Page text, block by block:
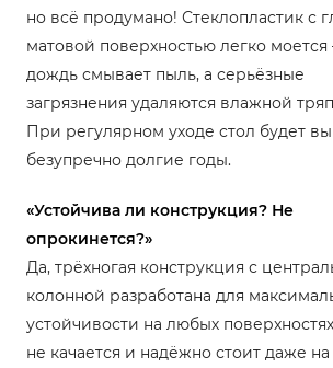
но всё продумано! Стеклопластик с
матовой поверхностью легко
дождь смывает пыль, а серьёзные
загрязнения удаляются влажной
При регулярном уходе стол будет
безупречно долгие годы.
«Устойчива ли конструкция? Не
опрокинется?»
Да, трёхногая конструкция с
колонной разработана для
устойчивости на любых
не качается и надёжно стоит даже на